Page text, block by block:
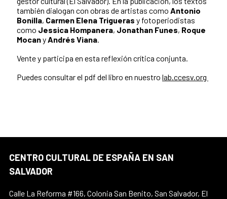
también dialogan con obras de artistas como Antonio
Bonilla, Carmen Elena Trigueras y fotoperiodistas
como Jessica Hompanera, Jonathan Funes, Roque
MocanyAndrés Viana.
Vente y participa en esta reflexión crítica conjunta.
Puedes consultar el pdf del libro en nuestro lab.ccesv.org
CENTRO CULTURAL DE ESPAÑA EN SAN
SALVADOR
Calle La Reforma #166, Colonia San Benito, San Salvador, El